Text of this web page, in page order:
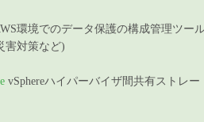
環境でのデータ保護の構成管理ツー
害対策など)
vSphereハイパーバイザ間共有ストレー